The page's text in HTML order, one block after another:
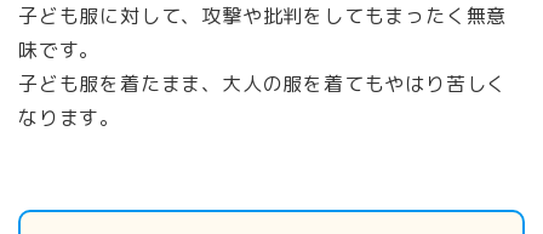
子ども服に対して、攻撃や批判をしてもまったく無意
味です。
子ども服を着たまま、大人の服を着てもやはり苦しく
なります。